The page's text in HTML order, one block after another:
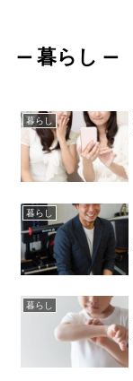
ー 暮らし ー
暮らし
暮らし
暮らし